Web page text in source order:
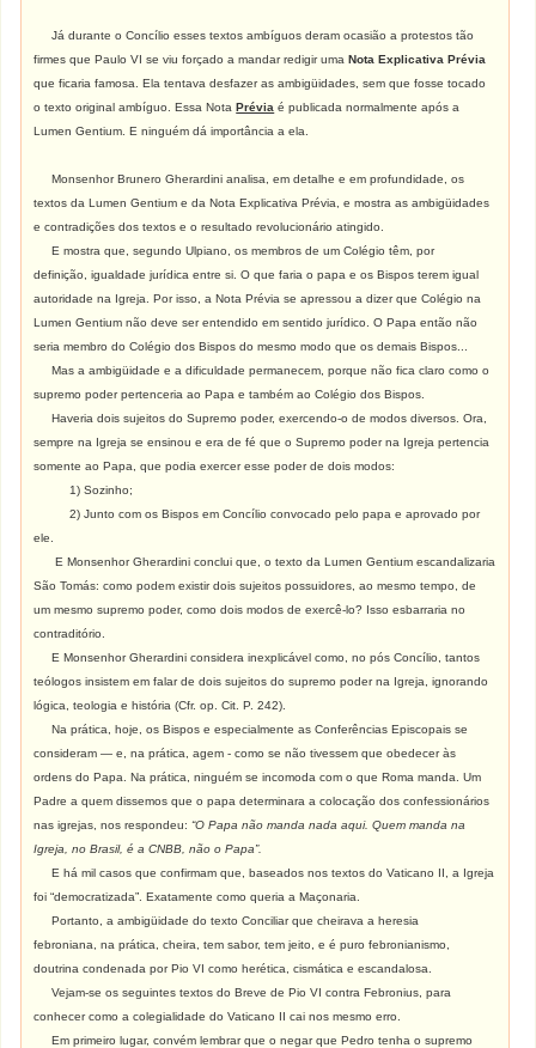
Já durante o Concílio esses textos ambíguos deram ocasião a protestos tão
firmes que Paulo VI se viu forçado a mandar redigir umaNota Explicativa Prévia
que ficaria famosa. Ela tentava desfazer as ambigüidades, sem que fosse tocado
o texto original ambíguo. Essa NotaPrévia é publicada normalmente após a
Lumen Gentium. E ninguém dá importância a ela.
Monsenhor Brunero Gherardini analisa, em detalhe e em profundidade, os
textos da Lumen Gentium e da Nota Explicativa Prévia, e mostra as ambigüidades
e contradições dos textos e o resultado revolucionário atingido.
E mostra que, segundo Ulpiano, os membros de um Colégio têm, por
definição, igualdade jurídica entre si. O que faria o papa e os Bispos terem igual
autoridade na Igreja. Por isso, a Nota Prévia se apressou a dizer que Colégio na
Lumen Gentium não deve ser entendido em sentido jurídico. O Papa então não
seria membro do Colégio dos Bispos do mesmo modo que os demais Bispos...
Mas a ambigüidade e a dificuldade permanecem, porque não fica claro como o
supremo poder pertenceria ao Papa e também ao Colégio dos Bispos.
Haveria dois sujeitos do Supremo poder, exercendo-o de modos diversos. Ora,
sempre na Igreja se ensinou e era de fé que o Supremo poder na Igreja pertencia
somente ao Papa, que podia exercer esse poder de dois modos:
1) Sozinho;
2) Junto com os Bispos em Concílio convocado pelo papa e aprovado por
ele.
E Monsenhor Gherardini conclui que, o texto da Lumen Gentium escandalizaria
São Tomás: como podem existir dois sujeitos possuidores, ao mesmo tempo, de
um mesmo supremo poder, como dois modos de exercê-lo? Isso esbarraria no
contraditório.
E Monsenhor Gherardini considera inexplicável como, no pós Concílio, tantos
teólogos insistem em falar de dois sujeitos do supremo poder na Igreja, ignorando
lógica, teologia e história (Cfr. op. Cit. P. 242).
Na prática, hoje, os Bispos e especialmente as Conferências Episcopais se
consideram — e, na prática, agem - como se não tivessem que obedecer às
ordens do Papa. Na prática, ninguém se incomoda com o que Roma manda. Um
Padre a quem dissemos que o papa determinara a colocação dos confessionários
nas igrejas, nos respondeu:“O Papa não manda nada aqui. Quem manda na
Igreja, no Brasil, é a CNBB, não o Papa”.
E há mil casos que confirmam que, baseados nos textos do Vaticano II, a Igreja
foi “democratizada”. Exatamente como queria a Maçonaria.
Portanto, a ambigüidade do texto Conciliar que cheirava a heresia
febroniana, na prática, cheira, tem sabor, tem jeito, e é puro febronianismo,
doutrina condenada por Pio VI como herética, cismática e escandalosa.
Vejam-se os seguintes textos do Breve de Pio VI contra Febronius, para
conhecer como a colegialidade do Vaticano II cai nos mesmo erro.
Em primeiro lugar, convém lembrar que o negar que Pedro tenha o supremo